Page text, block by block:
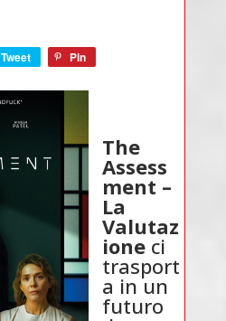
Tweet Pin
The
Assess
ment –
La
Valutaz
ioneci
trasport
a in un
futuro